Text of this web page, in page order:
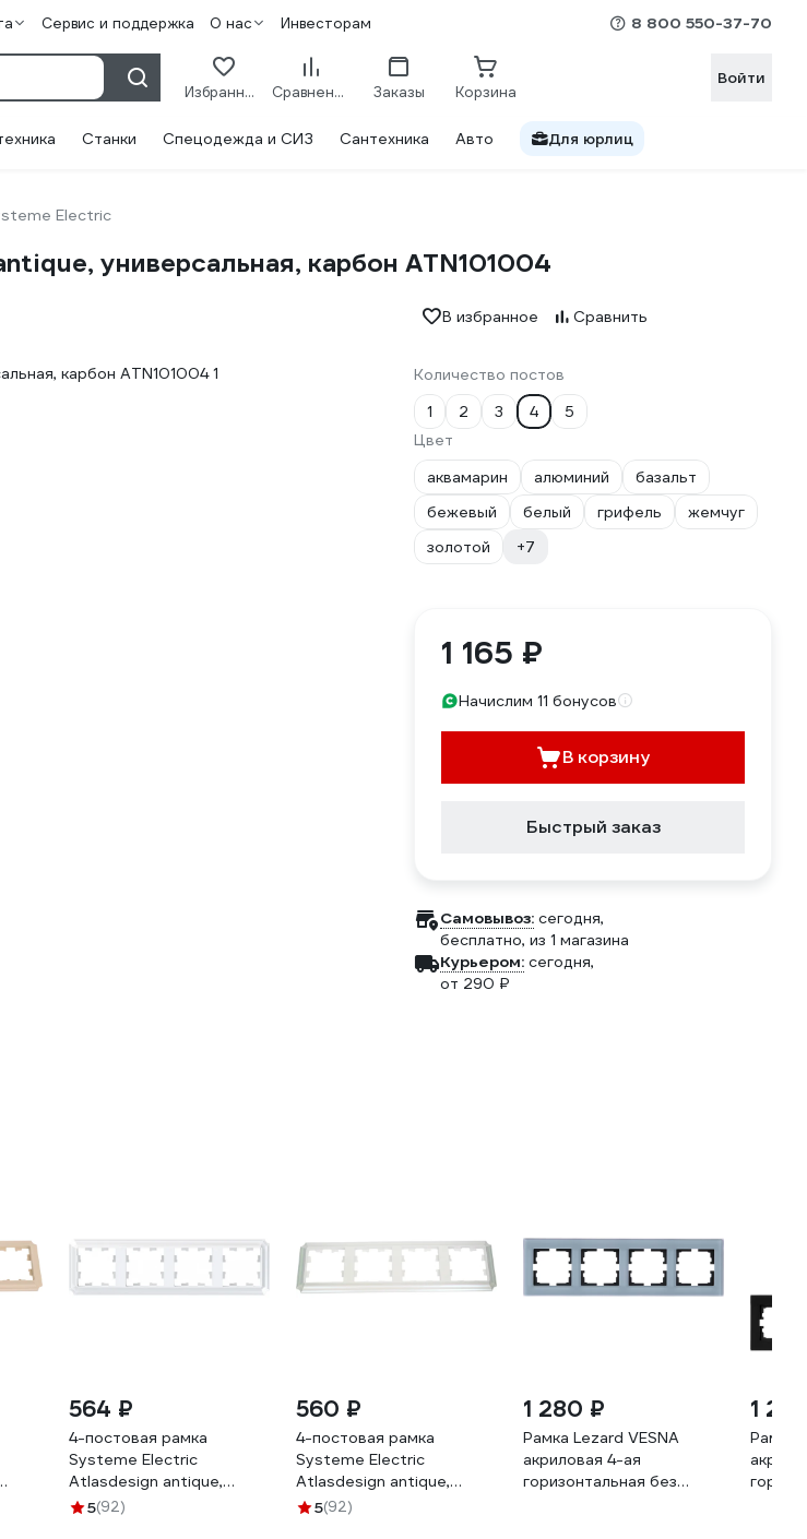
Сервис и поддержка О нас Инвесторам 8 800 550-37-70
Избранное Сравнение Заказы Корзина
Войти
Станки Спецодежда и СИЗ Сантехника Авто Для юрлиц
Electric
универсальная, карбон ATN101004
В избранное Сравнить
Количество постов
1
2 3 4
5
Цвет
аквамарин
алюминий
базальт
бежевый
белый грифель
жемчуг
золотой
+7
1 165 ₽
Начислим 11 бонусов
В корзину
Быстрый заказ
Самовывоз: сегодня,
бесплатно, из 1 магазина
Курьером: сегодня,
от 290 ₽
564 ₽
4-постовая рамка
Systeme Electric
Atlasdesign antique,
универсальная, лотос
5(92)
560 ₽
4-постовая рамка
Systeme Electric
Atlasdesign antique,
универсальная, жемчуг
5(92)
1 280 ₽
Рамка Lezard VESNA
акриловая 4-ая
горизонтальная без
1
Рамка